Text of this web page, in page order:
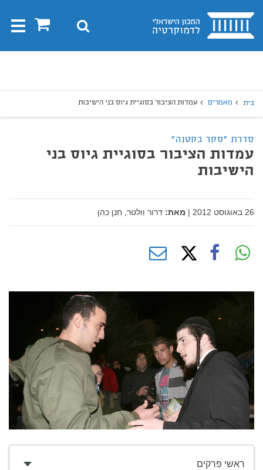
בית 0 חיפוש
בית מאמרים עמדות הציבור בסוגיית גיוס בני הישיבות
סדרת "סקר בקטנה"
עמדות הציבור בסוגיית גיוס בני
הישיבות
26 באוגוסט 2012 | מאת: דרור וולטר, חנן כהן
ראשי פרקים